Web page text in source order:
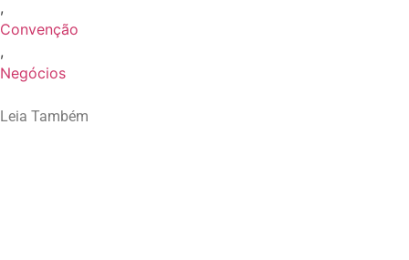
,
Convenção
,
Negócios
Leia Também